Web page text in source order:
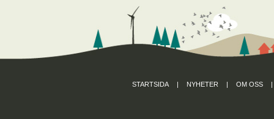
STARTSIDA | NYHETER | OM OSS |